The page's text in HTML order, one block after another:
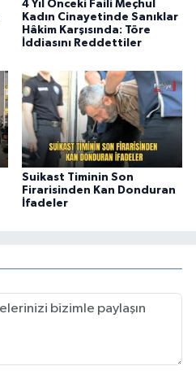
4 Yıl Önceki Faili Meçhul
Kadın Cinayetinde Sanıklar
Hâkim Karşısında: Töre
İddiasını Reddettiler
Suikast Timinin Son
Firarisinden Kan Donduran
İfadeler